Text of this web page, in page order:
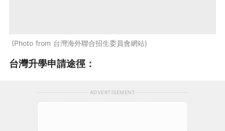
Photo from 台灣海外聯合招生委員會網站
台灣升學申請途徑：
ADVERTISEMENT